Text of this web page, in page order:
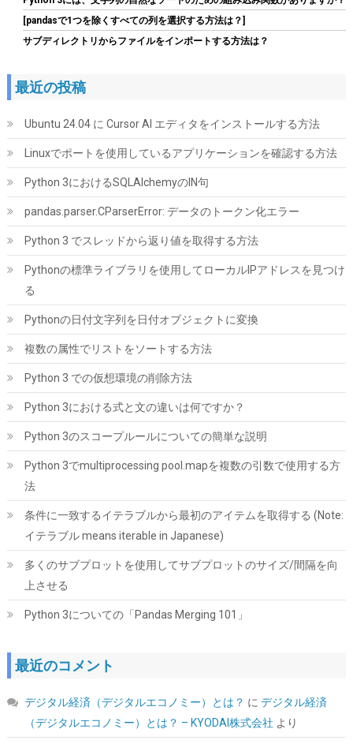
品・メーカー無期限保証】FF4D532G6000HC38ADC01
54584) GBP 370.75 (2026-08-07 04:03 GMT +09:00 時点 - 詳細は
Biwin NV7400 1TB SSD NVMe2.0 M.2 Type 2280 PCIe Gen4×4 最
大読込：7450MB/s (R:7450MB/s、W:6500MB/s) 内蔵SSD 高耐
久 PS5/PS5 Pro動作確認済み メーカー5年保証
こちら)
ID-COOLING FROZN A620 PRO SE - ブラックアウトデュアルタワ
ーエアCPUクーラー、6本の6mm熱管、デュアル120x120x25mm
静音ファン、Intel LGA1700/1851/1200/115X対応；AMD
AM4/AM5（高さ157mm) | 6本のヒートパイプ、デュアル120mm
静音ファン、最大27.2dB(A)。Intel LGA1851/1700/1200/115X &
AMD AM5/AM4に対応。取り付け簡単。
詳細は
こちら
[pandasで1つを除くすべての列を選択する方法は？]
サブディレクトリからファイルをインポートする方法は？
最近の投稿
Ubuntu 24.04 に Cursor AI エディタをインストールする方法
Linuxでポートを使用しているアプリケーションを確認する方法
Python 3におけるSQLAlchemyのIN句
pandas.parser.CParserError: データのトークン化エラー
Python 3 でスレッドから返り値を取得する方法
Pythonの標準ライブラリを使用してローカルIPアドレスを見つけ
る
Pythonの日付文字列を日付オブジェクトに変換
複数の属性でリストをソートする方法
Python 3 での仮想環境の削除方法
Python 3における式と文の違いは何ですか？
Python 3のスコープルールについての簡単な説明
Python 3でmultiprocessing pool.mapを複数の引数で使用する方
法
条件に一致するイテラブルから最初のアイテムを取得する (Note:
イテラブル means iterable in Japanese)
多くのサブプロットを使用してサブプロットのサイズ/間隔を向
上させる
Python 3についての「Pandas Merging 101」
最近のコメント
デジタル経済（デジタルエコノミー）とは？ に デジタル経済
（デジタルエコノミー）とは？ – KYODAI株式会社 より